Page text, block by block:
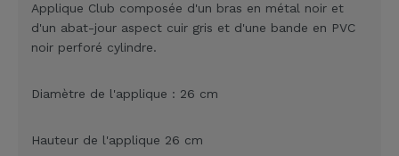
Applique Club composée d'un bras en métal noir et
d'un abat-jour aspect cuir gris et d'une bande en PVC
noir perforé cylindre.
Diamètre de l'applique : 26 cm
Hauteur de l'applique 26 cm